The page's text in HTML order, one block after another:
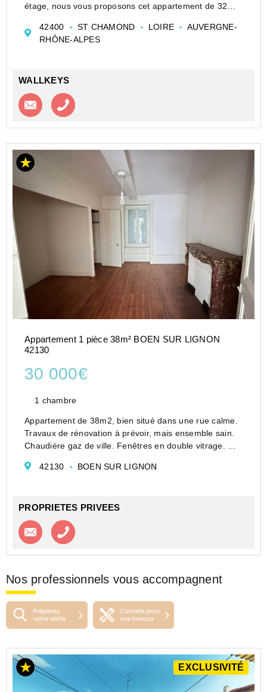
étage, nous vous proposons cet appartement de 32m²
Sud sur la cour intérieure sans vis-à-vis.
->...
42400 ST CHAMOND LOIRE
AUVERGNE-
RHÔNE-ALPES
WALLKEYS
Contacter l'agence
Appartement 1 pièce 38m² BOEN SUR LIGNON
42130
30 000€
1 chambre
Appartement de 38m2, bien situé dans une rue calme.
Travaux de rénovation à prévoir, mais ensemble sain.
Chaudière gaz de ville. Fenêtres en double vitrage.
Prix : 30 000 euros Honoraires charge vendeur
42130 BOEN SUR LIGNON
PROPRIETES PRIVEES
Contacter l'agence
Nos professionnels vous accompagnent
EXCLUSIVITÉ